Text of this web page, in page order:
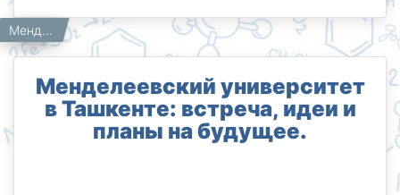
Главная
Работникам
Новости Менделеевский университет в Ташкенте: встреча, идеи и планы на будущее.
Менделеевский университет
в Ташкенте: встреча, идеи и
планы на будущее.